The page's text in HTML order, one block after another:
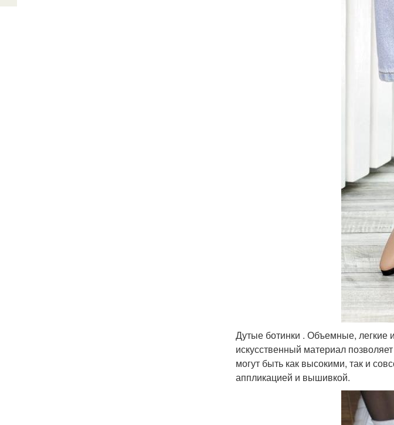
Дутые ботинки . Объемные,
искусственный материал
могут быть как высокими, так и
аппликацией и вышивкой.